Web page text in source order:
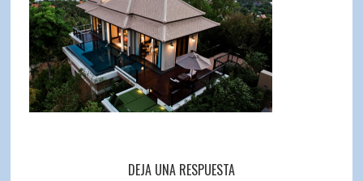
DEJA UNA RESPUESTA